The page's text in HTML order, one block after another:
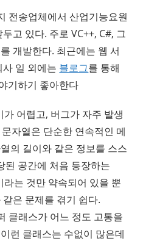
전송업체에서 산업기능요원
고 있다. 주로 VC++, C#, 그
개발한다. 최근에는 웹 서
일 외에는 블로그를 통해
기하기 좋아한다
어렵고, 버그가 자주 발생
자열은 단순한 연속적인 메
의 길이와 같은 정보를 스스
된 공간에 처음 등장하는
는 것만 약속되어 있을 뿐
은 문제를 겪기 쉽다.
클래스가 어느 정도 고통을
런 클래스는 수없이 많은데